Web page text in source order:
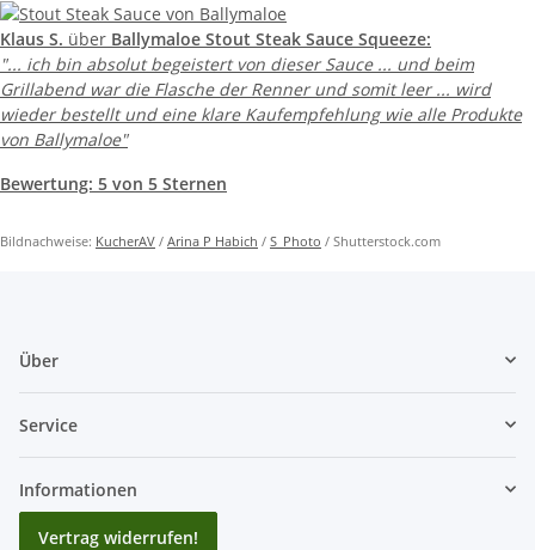
Klaus S. über Ballymaloe Stout Steak Sauce Squeeze:
"... ich bin absolut begeistert von dieser Sauce ... und beim
Grillabend war die Flasche der Renner und somit leer ... wird
wieder bestellt und eine klare Kaufempfehlung wie alle Produkte
von Ballymaloe"
Bewertung: 5 von 5 Sternen
Bildnachweise: KucherAV / Arina P Habich / S_Photo / Shutterstock.com
Über
Service
Informationen
Vertrag widerrufen!